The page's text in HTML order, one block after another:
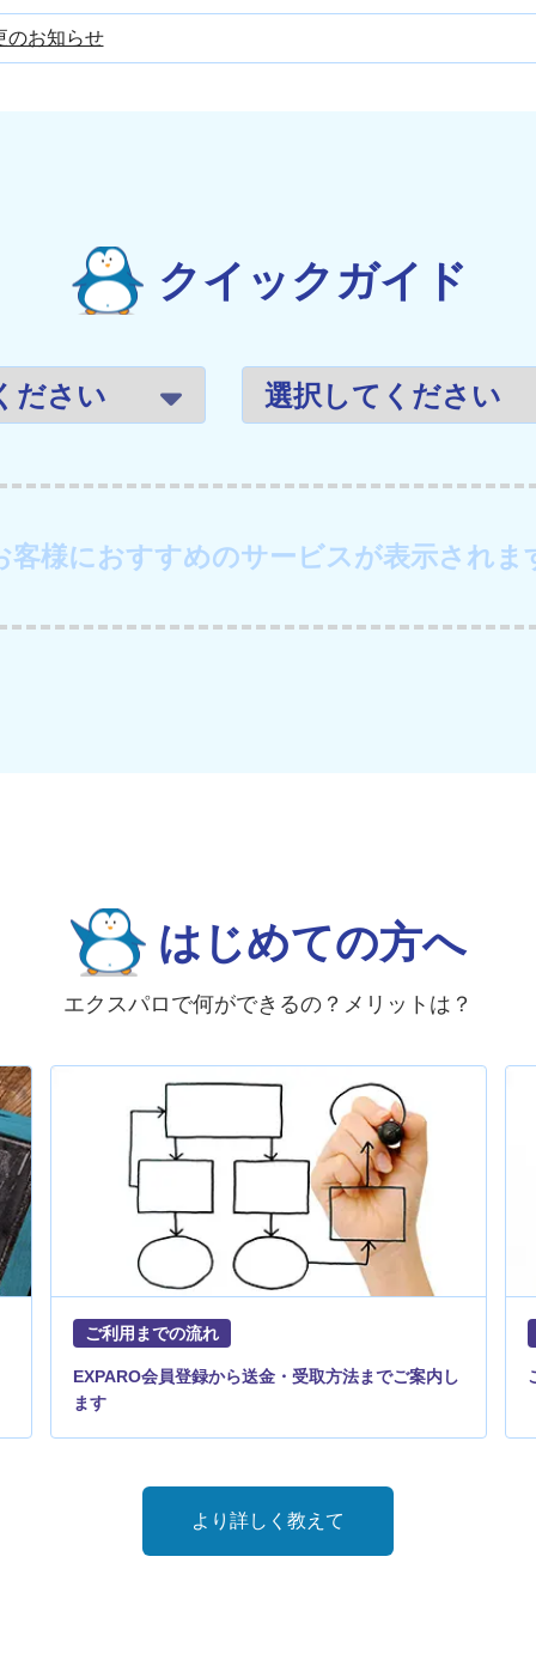
のお知らせ
クイックガイド
客様におすすめのサービスが表示されま
はじめての方へ
エクスパロで何ができるの？メリットは？
ご利用までの流れ
EXPARO会員登録から送金・受取方法までご案内し
ます
より詳しく教えて